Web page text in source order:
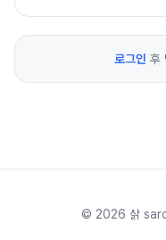
로그인 후
© 2026 삵